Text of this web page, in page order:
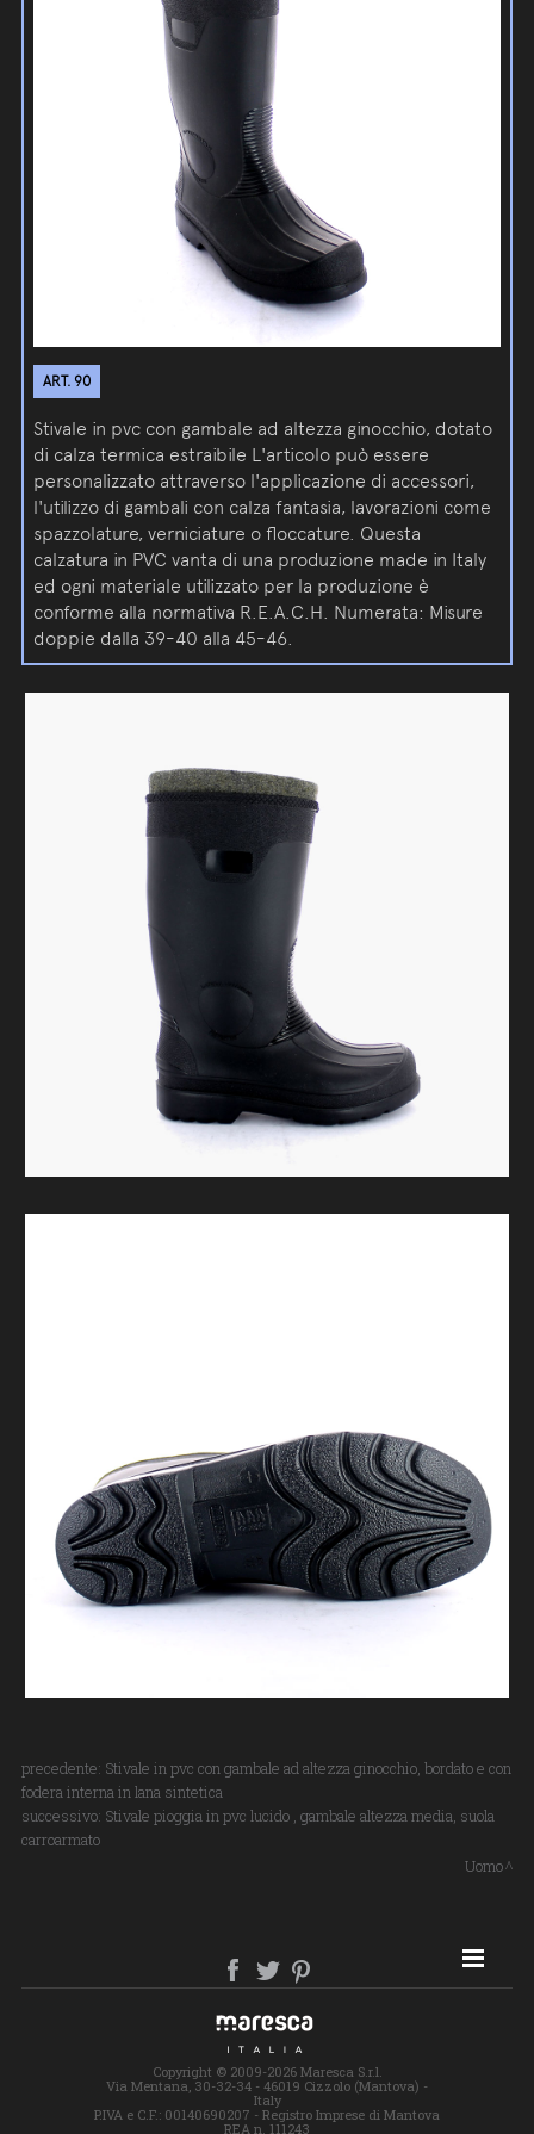
ART. 90
Stivale in pvc con gambale ad altezza ginocchio, dotato
di calza termica estraibile L'articolo può essere
personalizzato attraverso l'applicazione di accessori,
l'utilizzo di gambali con calza fantasia, lavorazioni come
spazzolature, verniciature o floccature. Questa
calzatura in PVC vanta di una produzione made in Italy
ed ogni materiale utilizzato per la produzione è
conforme alla normativa R.E.A.C.H. Numerata: Misure
doppie dalla 39-40 alla 45-46.
precedente: Stivale in pvc con gambale ad altezza ginocchio, bordato e con
fodera interna in lana sintetica
successivo: Stivale pioggia in pvc lucido , gambale altezza media, suola
carroarmato
Uomo
SITE MAP
Copyright © 2009-2026 Maresca S.r.l.
Via Mentana, 30-32-34 - 46019 Cizzolo (Mantova) -
Italy
P.IVA e C.F.: 00140690207 - Registro Imprese di Mantova
REA n. 111243